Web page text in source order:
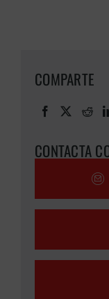
COMPARTE
CONTACTA